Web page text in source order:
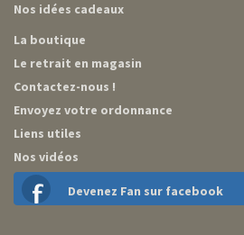
Nos idées cadeaux
La boutique
Le retrait en magasin
Contactez-nous !
Envoyez votre ordonnance
Liens utiles
Nos vidéos
Devenez Fan sur facebook